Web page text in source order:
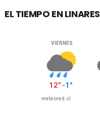
EL TIEMPO EN LINARES